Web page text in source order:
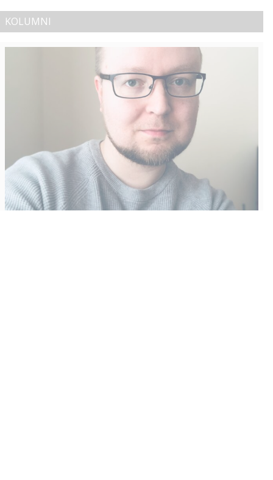
KOLUMNI